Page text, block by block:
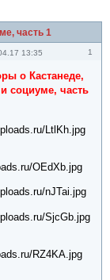
часть 1
1
13:35
о Кастанеде,
социуме, часть